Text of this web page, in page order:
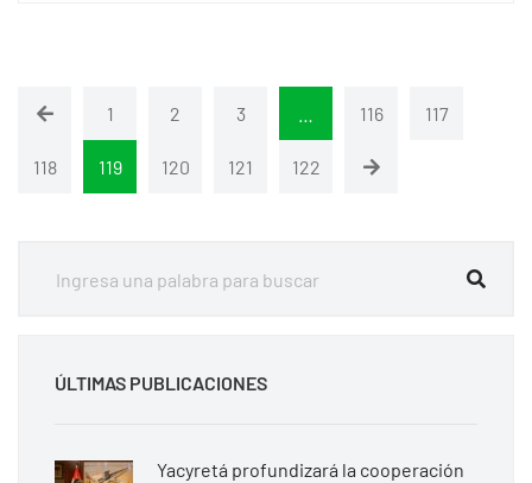
1 2 3 116 117
118 119 120 121 122
ÚLTIMAS PUBLICACIONES
Yacyretá profundizará la cooperación